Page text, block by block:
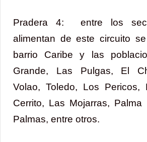
Pradera 4: entre los
alimentan de este circuito
barrio Caribe y las
Grande, Las Pulgas, El
Volao, Toledo, Los Pericos,
Cerrito, Las Mojarras,
Palmas, entre otros.